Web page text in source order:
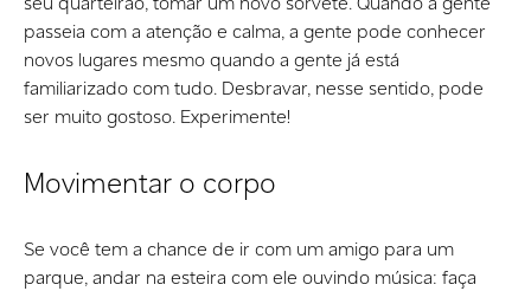
passeia com a atenção e calma, a gente pode conhecer
novos lugares mesmo quando a gente já está
familiarizado com tudo. Desbravar, nesse sentido, pode
ser muito gostoso. Experimente!
Movimentar o corpo
Se você tem a chance de ir com um amigo para um
parque, andar na esteira com ele ouvindo música: faça